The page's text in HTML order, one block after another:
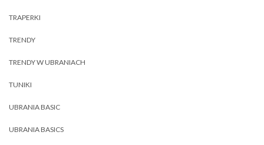
TRAPERKI
TRENDY
TRENDY W UBRANIACH
TUNIKI
UBRANIA BASIC
UBRANIA BASICS